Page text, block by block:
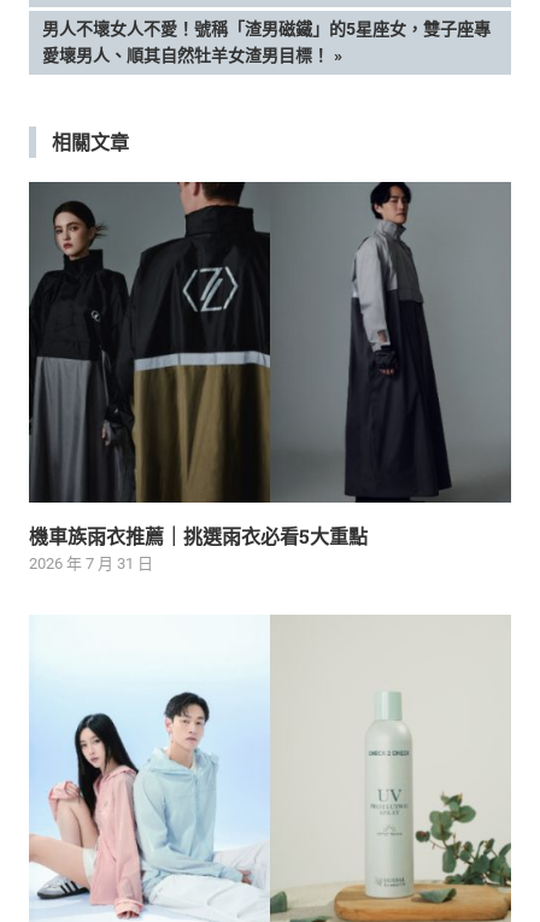
章
導
覽
NEXT
POST:
男人不壞女人不愛！號稱「渣男磁鐵」的5星座女，雙子座專
愛壞男人、順其自然牡羊女渣男目標！
相關文章
機車族雨衣推薦｜挑選雨衣必看5大重點
2026 年 7 月 31 日